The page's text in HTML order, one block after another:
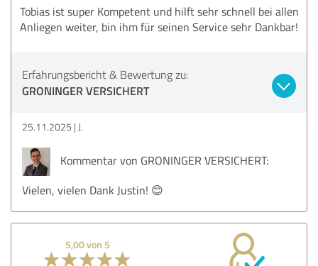
Tobias ist super Kompetent und hilft sehr schnell bei allen
Anliegen weiter, bin ihm für seinen Service sehr Dankbar!
Erfahrungsbericht & Bewertung zu:
GRONINGER VERSICHERT
25.11.2025 J.
Kommentar von GRONINGER VERSICHERT:
Vielen, vielen Dank Justin! 😊
5,00 von 5